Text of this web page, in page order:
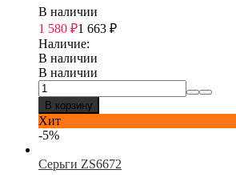
В наличии
1 580 ₽1 663 ₽
Наличие:
В наличии
В наличии
В корзину
Хит
-5%
Серьги ZS6672